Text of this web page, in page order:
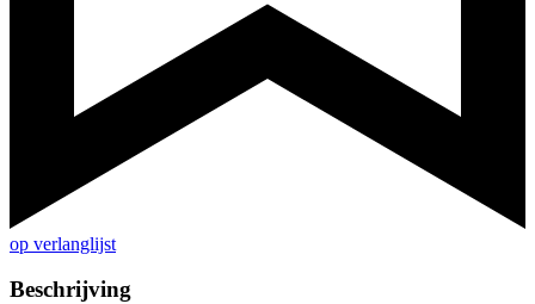
op verlanglijst
Beschrijving